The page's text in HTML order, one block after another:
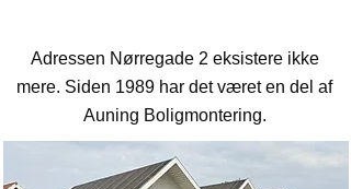
Adressen Nørregade 2 eksistere ikke
mere. Siden 1989 har det været en del af
Auning Boligmontering.